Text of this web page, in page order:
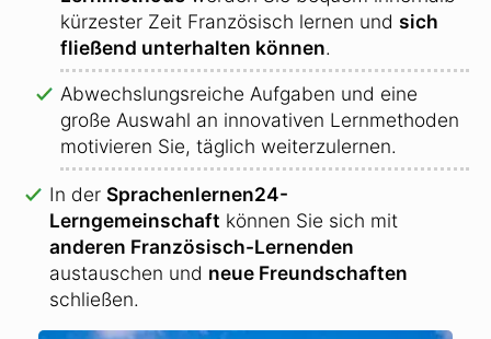
kürzester Zeit Französisch lernen und sich
fließend unterhalten können.
Abwechslungsreiche Aufgaben und eine
große Auswahl an innovativen Lernmethoden
motivieren Sie, täglich weiterzulernen.
In der Sprachenlernen24-
Lerngemeinschaft können Sie sich mit
anderen Französisch-Lernenden
austauschen und neue Freundschaften
schließen.